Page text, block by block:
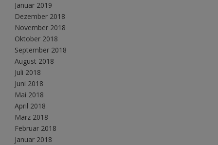
Januar 2019
Dezember 2018
November 2018
Oktober 2018
September 2018
August 2018
Juli 2018
Juni 2018
Mai 2018
April 2018
März 2018
Februar 2018
Januar 2018